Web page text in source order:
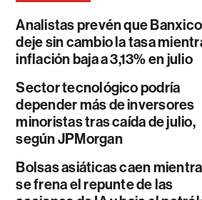
Analistas prevén que Banxico
deje sin cambio la tasa
inflación baja a 3,13% en julio
Sector tecnológico podría
depender más de inversores
minoristas tras caída de julio,
según JPMorgan
Bolsas asiáticas caen
se frena el repunte de las